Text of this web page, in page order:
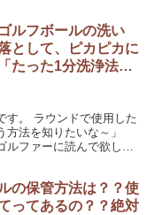
ルフボールの洗い
として、ピカピカに
たった1分洗浄法」
す。 ラウンドで使用した
法を知りたいな～」
ルファーに読んで欲しい
の保管方法は？？使
ってあるの？？絶対